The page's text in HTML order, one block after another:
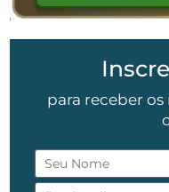
para receber